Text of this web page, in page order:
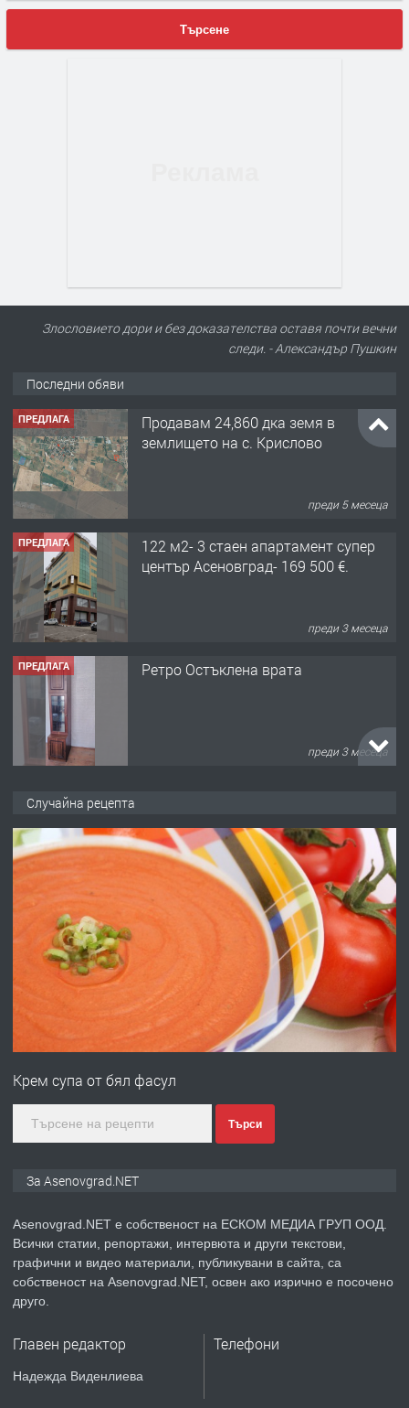
Търсене
Злословието дори и без доказателства оставя почти вечни
следи. - Александър Пушкин
Последни обяви
ПРЕДЛАГА
Продавам 24,860 дка земя в
землището на с. Крислово
преди 5 месеца
ПРЕДЛАГА
122 м2- 3 стаен апартамент супер
център Асеновград- 169 500 €.
преди 3 месеца
ПРЕДЛАГА Ретро Остъклена врата
преди 3 месеца
преди 10 месеца
ПРЕДЛАГА
Професионална броячна машина -
със сертификат от ЕЦБ
преди 1 година
ПРЕДЛАГА
Професионална зеленчукорезачка
преди 2 години
ПРЕДЛАГА
Давам индивидуалани уроци по
Случайна рецепта
Крем супа от бял фасул
Търси
За Asenovgrad.NET
Asenovgrad.NET е собственост на ЕСКОМ МЕДИА ГРУП ООД.
Всички статии, репортажи, интервюта и други текстови,
графични и видео материали, публикувани в сайта, са
собственост на Asenovgrad.NET, освен ако изрично е посочено
друго.
Главен редактор
Надежда Виденлиева
Телефони